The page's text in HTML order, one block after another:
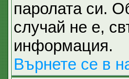
паролата си.
случай не е,
информация.
Върнете се в